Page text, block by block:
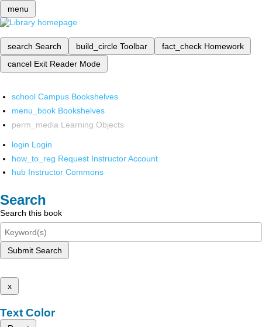
menu
search Search build_circle Toolbar fact_check Homework
cancel Exit Reader Mode
school Campus Bookshelves
menu_book Bookshelves
perm_media Learning Objects
login Login
how_to_reg Request Instructor Account
hub Instructor Commons
Search
Search this book
Submit Search
x
Text Color